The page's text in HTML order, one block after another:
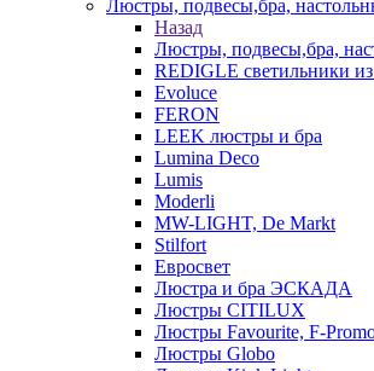
Люстры, подвесы,бра,
Назад
Люстры, подвесы,бра,
REDIGLE светильники
Evoluce
FERON
LEEK люстры и бра
Lumina Deco
Lumis
Moderli
MW-LIGHT, De Markt
Stilfort
Евросвет
Люстра и бра ЭСКАДА
Люстры CITILUX
Люстры Favourite, F-
Люстры Globo